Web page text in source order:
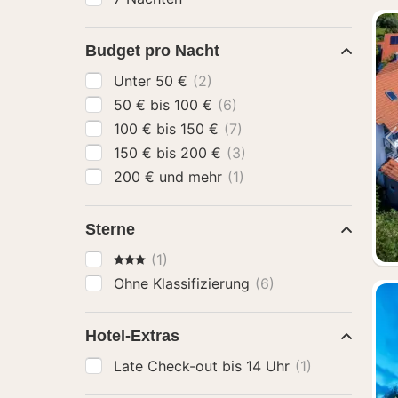
Budget pro Nacht
Unter 50 € (2)
50 € bis 100 € (6)
100 € bis 150 € (7)
150 € bis 200 € (3)
200 € und mehr (1)
Sterne
3 Sterne
(1)
Ohne Klassifizierung (6)
Hotel-Extras
Late Check-out bis 14 Uhr (1)